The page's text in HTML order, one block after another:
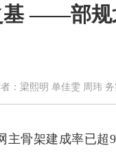
基 ——部规
：梁熙明 单佳雯 周玮
主骨架建成率已